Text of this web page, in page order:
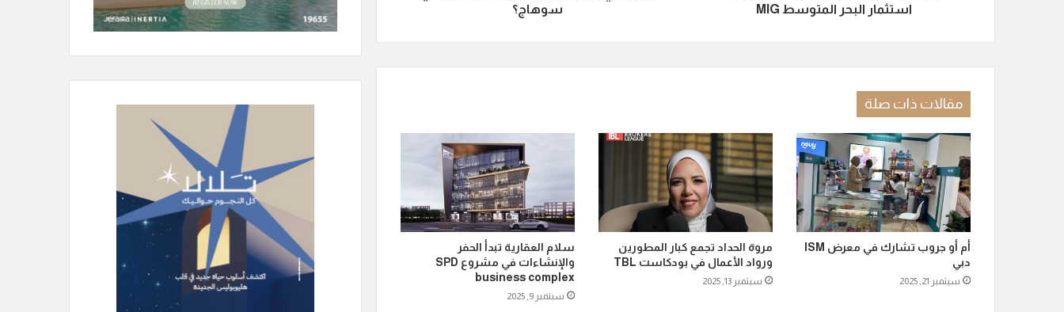
استثمار البحر المتوسط MIG
سوهاج؟
مقالات ذات صلة
أم أو جروب تشارك في معرض ISM
دبي
سبتمبر 21, 2025
مروة الحداد تجمع كبار المطورين
ورواد الأعمال في بودكاست TBL
سبتمبر 13, 2025
سلام العقارية تبدأ الحفر
والإنشاءات في مشروع SPD
business complex
سبتمبر 9, 2025